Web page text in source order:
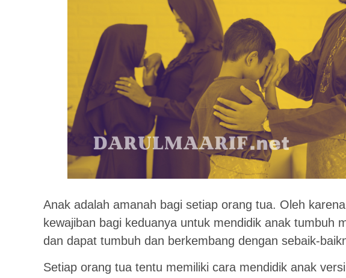
Anak adalah amanah bagi setiap orang tua. Oleh
kewajiban bagi keduanya untuk mendidik anak tumbuh
dan dapat tumbuh dan berkembang dengan sebaik-
Setiap orang tua tentu memiliki cara mendidik anak